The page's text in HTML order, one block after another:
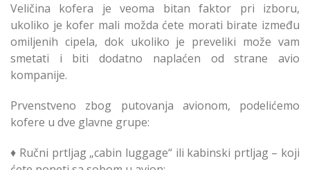
Veličina kofera je veoma bitan faktor pri izboru,
ukoliko je kofer mali možda ćete morati birate između
omiljenih cipela, dok ukoliko je preveliki može vam
smetati i biti dodatno naplaćen od strane avio
kompanije.
Prvenstveno zbog putovanja avionom, podelićemo
kofere u dve glavne grupe:
♦ Ručni prtljag „cabin luggage“ ili kabinski prtljag – koji